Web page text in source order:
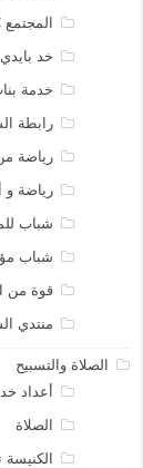
المجتمع tC
خد بايدي
خدمة
رابطة
رياضة
رياضة و
شباب
شباب
قوة من
منتدي
الصلاة والتسبيح
أعداد
الصلاة
الكنيسة